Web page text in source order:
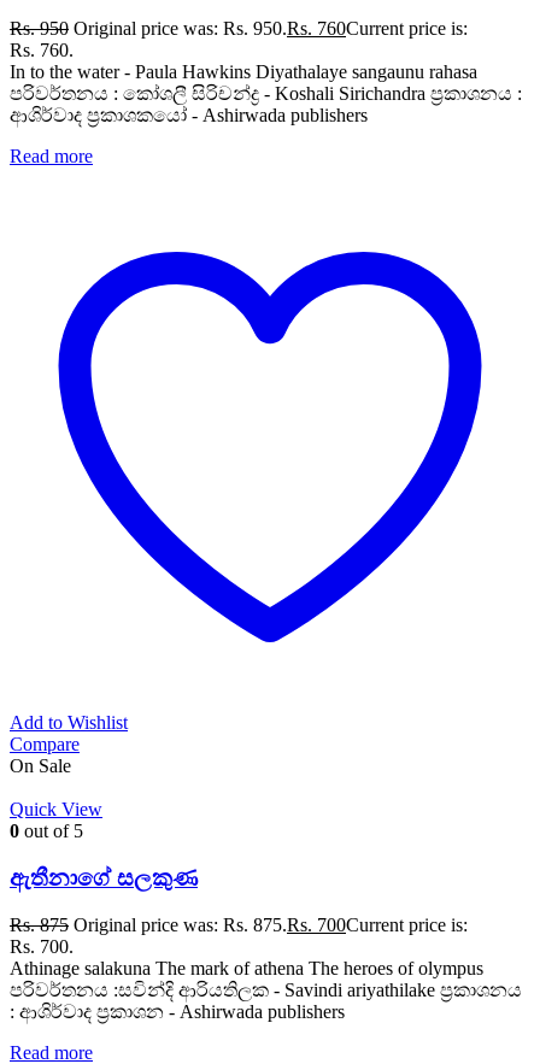
Rs.950 Original price was: Rs. 950.Rs. 760Current price is:
Rs. 760.
In to the water - Paula Hawkins Diyathalaye sangaunu rahasa
පරිවර්තනය : කෝශලී සිරිචන්ද්‍ර - Koshali Sirichandra ප්‍රකාශනය :
ආශිර්වාද ප්‍රකාශකයෝ - Ashirwada publishers
Read more
Add to Wishlist
Compare
On Sale
Quick View
0 out of 5
ඇතීනාගේ සලකුණ
Rs.875 Original price was: Rs. 875.Rs. 700Current price is:
Rs. 700.
Athinage salakuna The mark of athena The heroes of olympus
පරිවර්තනය :සවින්දි ආරියතිලක - Savindi ariyathilake ප්‍රකාශනය
: ආශිර්වාද ප්‍රකාශන - Ashirwada publishers
Read more